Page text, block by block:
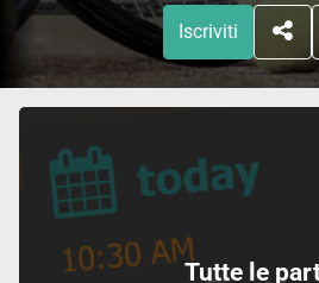
Iscriviti
Tutte le